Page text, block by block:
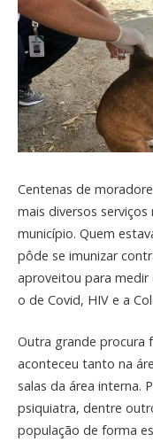
Centenas de
mais diversos
município. Quem
pôde se imunizar
aproveitou para medir
o de Covid, HIV e a
Outra grande procura
aconteceu tanto na
salas da área interna.
psiquiatra, dentre
população de forma